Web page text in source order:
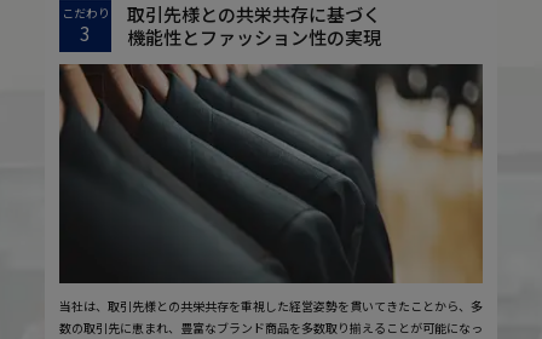
こだわり
3
取引先様との共栄共存に基づく
機能性とファッション性の実現
当社は、取引先様との共栄共存を重視した経営姿勢を貫いてきたことから、多
数の取引先に恵まれ、豊富なブランド商品を多数取り揃えることが可能になっ